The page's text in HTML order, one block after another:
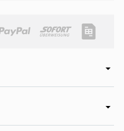
arrow_drop_down
arrow_drop_down